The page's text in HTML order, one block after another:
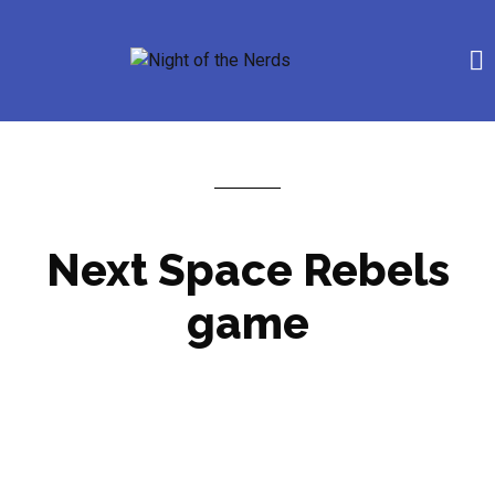
Next Space Rebels
game